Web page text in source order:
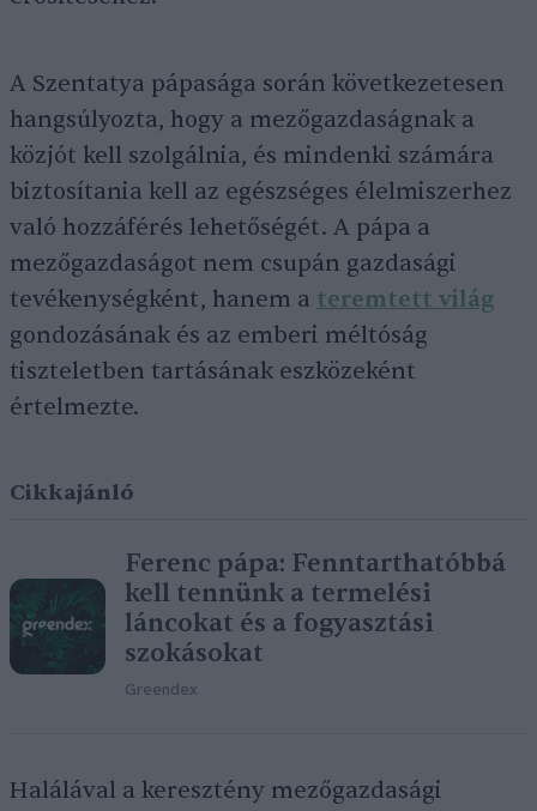
A Szentatya pápasága során következetesen
hangsúlyozta, hogy a mezőgazdaságnak a
közjót kell szolgálnia, és mindenki számára
biztosítania kell az egészséges élelmiszerhez
való hozzáférés lehetőségét. A pápa a
mezőgazdaságot nem csupán gazdasági
tevékenységként, hanem a teremtett világ
gondozásának és az emberi méltóság
tiszteletben tartásának eszközeként
értelmezte.
Cikkajánló
Ferenc pápa: Fenntarthatóbbá
kell tennünk a termelési
láncokat és a fogyasztási
szokásokat
Greendex
Halálával a keresztény mezőgazdasági